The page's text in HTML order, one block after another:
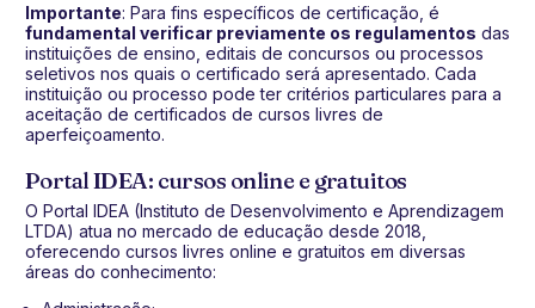
Importante: Para fins específicos de certificação, é
fundamental verificar previamente os regulamentos das
instituições de ensino, editais de concursos ou processos
seletivos nos quais o certificado será apresentado. Cada
instituição ou processo pode ter critérios particulares para a
aceitação de certificados de cursos livres de
aperfeiçoamento.
Portal IDEA: cursos online e gratuitos
O Portal IDEA (Instituto de Desenvolvimento e Aprendizagem
LTDA) atua no mercado de educação desde 2018,
oferecendo cursos livres online e gratuitos em diversas
áreas do conhecimento: